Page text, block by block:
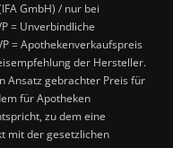
GmbH) / nur bei
= Unverbindliche
= Apothekenverkaufspreis
der Hersteller.
Ansatz gebrachter Preis für
für Apotheken
zu dem eine
mit der gesetzlichen